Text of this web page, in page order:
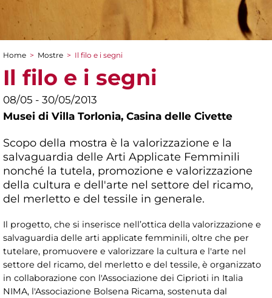
Tu sei qui
Home > Mostre > Il filo e i segni
Il filo e i segni
08/05 - 30/05/2013
Musei di Villa Torlonia, Casina delle Civette
Scopo della mostra è la valorizzazione e la
salvaguardia delle Arti Applicate Femminili
nonché la tutela, promozione e valorizzazione
della cultura e dell'arte nel settore del ricamo,
del merletto e del tessile in generale.
Il progetto, che si inserisce nell’ottica della valorizzazione e
salvaguardia delle arti applicate femminili, oltre che per
tutelare, promuovere e valorizzare la cultura e l'arte nel
settore del ricamo, del merletto e del tessile, è organizzato
in collaborazione con l'Associazione dei Ciprioti in Italia
NIMA, l'Associazione Bolsena Ricama, sostenuta dal